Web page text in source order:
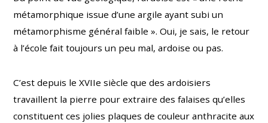
métamorphique issue d’une argile ayant subi un
métamorphisme général faible ». Oui, je sais, le retour
à l’école fait toujours un peu mal, ardoise ou pas.
C’est depuis le XVIIe siècle que des ardoisiers
travaillent la pierre pour extraire des falaises qu’elles
constituent ces jolies plaques de couleur anthracite aux